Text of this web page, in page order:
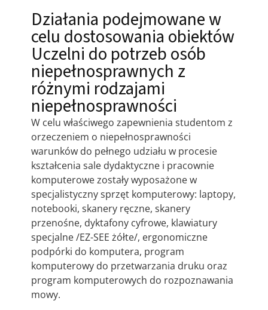
Działania podejmowane w
celu dostosowania obiektów
Uczelni do potrzeb osób
niepełnosprawnych z
różnymi rodzajami
niepełnosprawności
W celu właściwego zapewnienia studentom z
orzeczeniem o niepełnosprawności
warunków do pełnego udziału w procesie
kształcenia sale dydaktyczne i pracownie
komputerowe zostały wyposażone w
specjalistyczny sprzęt komputerowy: laptopy,
notebooki, skanery ręczne, skanery
przenośne, dyktafony cyfrowe, klawiatury
specjalne /EZ-SEE żółte/, ergonomiczne
podpórki do komputera, program
komputerowy do przetwarzania druku oraz
program komputerowych do rozpoznawania
mowy.